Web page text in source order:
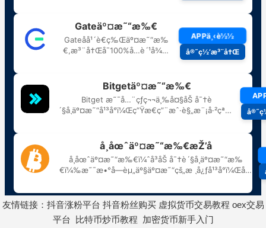
友情链接： 抖音涨粉平台 抖音粉丝购买 虚拟货币交易教程 oex交易
平台
比特币炒币教程 加密货币新手入门